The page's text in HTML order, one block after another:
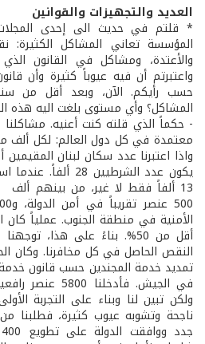
العديد والتجهيزات والقوانين
المؤسسة تعاني المشاكل الكثيرة:
والأعتدة، ومشاكل في القانون
واعتبرتم أن فيه عيوباً كثيرة وأن
حسب رأيكم. الآن، وبعد أقل من
المشاكل؟ وأي مستوى بلغت اليه هذه
- حكماً الذي قلته كنت أعنيه. مشاكلنا
معتمدة في كل دول العالم: لكل ألف
واذا اعتبرنا عدد سكان لبنان
يكون عدد الشرطيين
13 ألفاً فقط لا غير، من بينهم
أقل من 50%. بناءً على هذا،
النقص الحاصل في كل مخافرنا. وكان
تمديد خدمة المجندين حسب قانون
ولكن تبين لنا وبناء على التجربة
ناجحة وتشوبه عيوب كثيرة، فطلبنا